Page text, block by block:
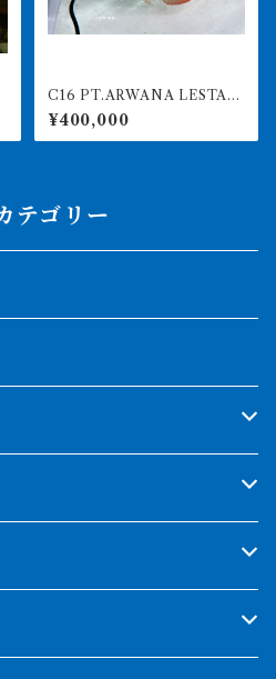
C16 PT.ARWANA LESTARI
最高峰紅龍 アブソリュート
レッド 18㎝前後 260-005
139 アグスファーム
¥400,000
テゴリー